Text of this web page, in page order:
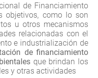
de Financiamiento
objetivos, como lo son
u otros mecanismos
relacionadas con el
e industrialización de
de financiamiento
que brindan los
y otras actividades